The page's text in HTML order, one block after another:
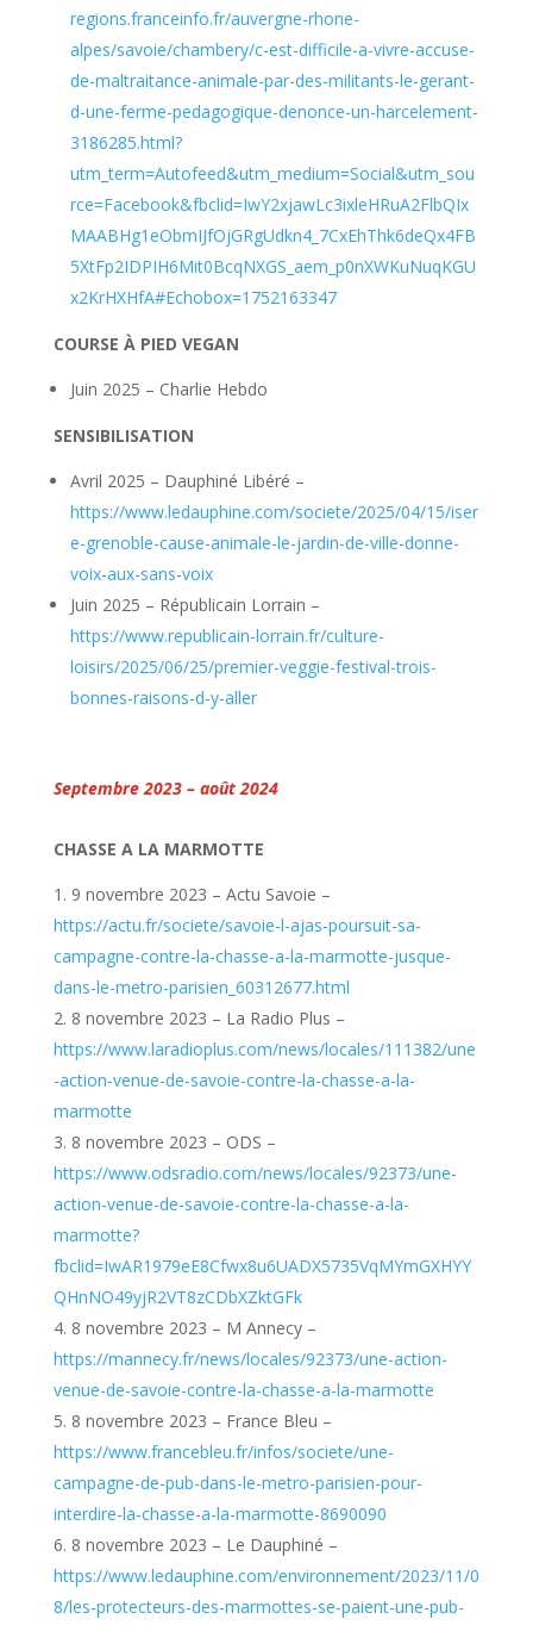
regions.franceinfo.fr/auvergne-rhone-
alpes/savoie/chambery/c-est-difficile-a-vivre-accuse-
de-maltraitance-animale-par-des-militants-le-gerant-
d-une-ferme-pedagogique-denonce-un-harcelement-
3186285.html?
utm_term=Autofeed&utm_medium=Social&utm_sou
rce=Facebook&fbclid=IwY2xjawLc3ixleHRuA2FlbQIx
MAABHg1eObmIJfOjGRgUdkn4_7CxEhThk6deQx4FB
5XtFp2IDPIH6Mit0BcqNXGS_aem_p0nXWKuNuqKGU
x2KrHXHfA#Echobox=1752163347
COURSE À PIED VEGAN
Juin 2025 – Charlie Hebdo
SENSIBILISATION
Avril 2025 – Dauphiné Libéré –
https://www.ledauphine.com/societe/2025/04/15/iser
e-grenoble-cause-animale-le-jardin-de-ville-donne-
voix-aux-sans-voix
Juin 2025 – Républicain Lorrain –
https://www.republicain-lorrain.fr/culture-
loisirs/2025/06/25/premier-veggie-festival-trois-
bonnes-raisons-d-y-aller
Septembre 2023 – août 2024
CHASSE A LA MARMOTTE
9 novembre 2023 – Actu Savoie –
https://actu.fr/societe/savoie-l-ajas-poursuit-sa-
campagne-contre-la-chasse-a-la-marmotte-jusque-
dans-le-metro-parisien_60312677.html
8 novembre 2023 – La Radio Plus –
https://www.laradioplus.com/news/locales/111382/une
-action-venue-de-savoie-contre-la-chasse-a-la-
marmotte
8 novembre 2023 – ODS –
https://www.odsradio.com/news/locales/92373/une-
action-venue-de-savoie-contre-la-chasse-a-la-
marmotte?
fbclid=IwAR1979eE8Cfwx8u6UADX5735VqMYmGXHYY
QHnNO49yjR2VT8zCDbXZktGFk
8 novembre 2023 – M Annecy –
https://mannecy.fr/news/locales/92373/une-action-
venue-de-savoie-contre-la-chasse-a-la-marmotte
8 novembre 2023 – France Bleu –
https://www.francebleu.fr/infos/societe/une-
campagne-de-pub-dans-le-metro-parisien-pour-
interdire-la-chasse-a-la-marmotte-8690090
8 novembre 2023 – Le Dauphiné –
https://www.ledauphine.com/environnement/2023/11/0
8/les-protecteurs-des-marmottes-se-paient-une-pub-